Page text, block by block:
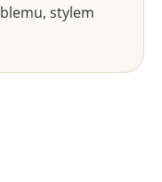
stylem